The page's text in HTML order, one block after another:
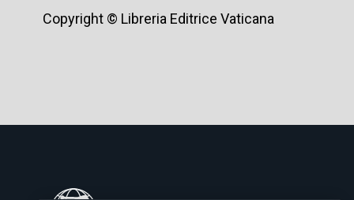
Copyright © Libreria Editrice Vaticana